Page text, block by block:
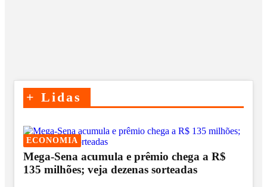
+ Lidas
ECONOMIA
Mega-Sena acumula e prêmio chega a R$
135 milhões; veja dezenas sorteadas